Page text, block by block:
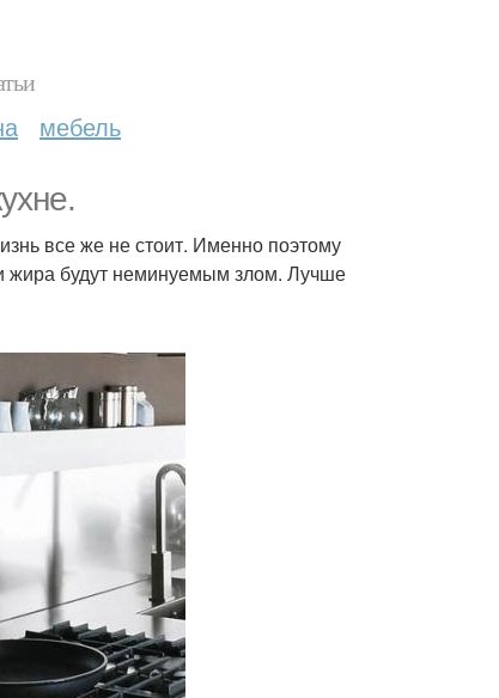
мебель
все же не стоит. Именно поэтому
жира будут неминуемым злом. Лучше